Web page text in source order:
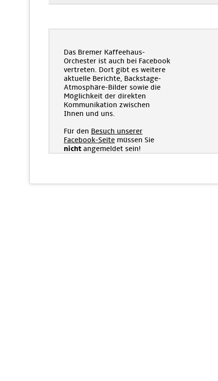
Das Bremer Kaffeehaus-
Orchester ist auch bei Facebook
vertreten. Dort gibt es weitere
aktuelle Berichte, Backstage-
Atmosphäre-Bilder sowie die
Möglichkeit der direkten
Kommunikation zwischen
Ihnen und uns.
Für den Besuch unserer
Facebook-Seite müssen Sie
nicht angemeldet sein!